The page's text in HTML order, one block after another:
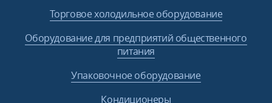
Торговое холодильное оборудование
Оборудование для предприятий общественного
питания
Упаковочное оборудование
Кондиционеры